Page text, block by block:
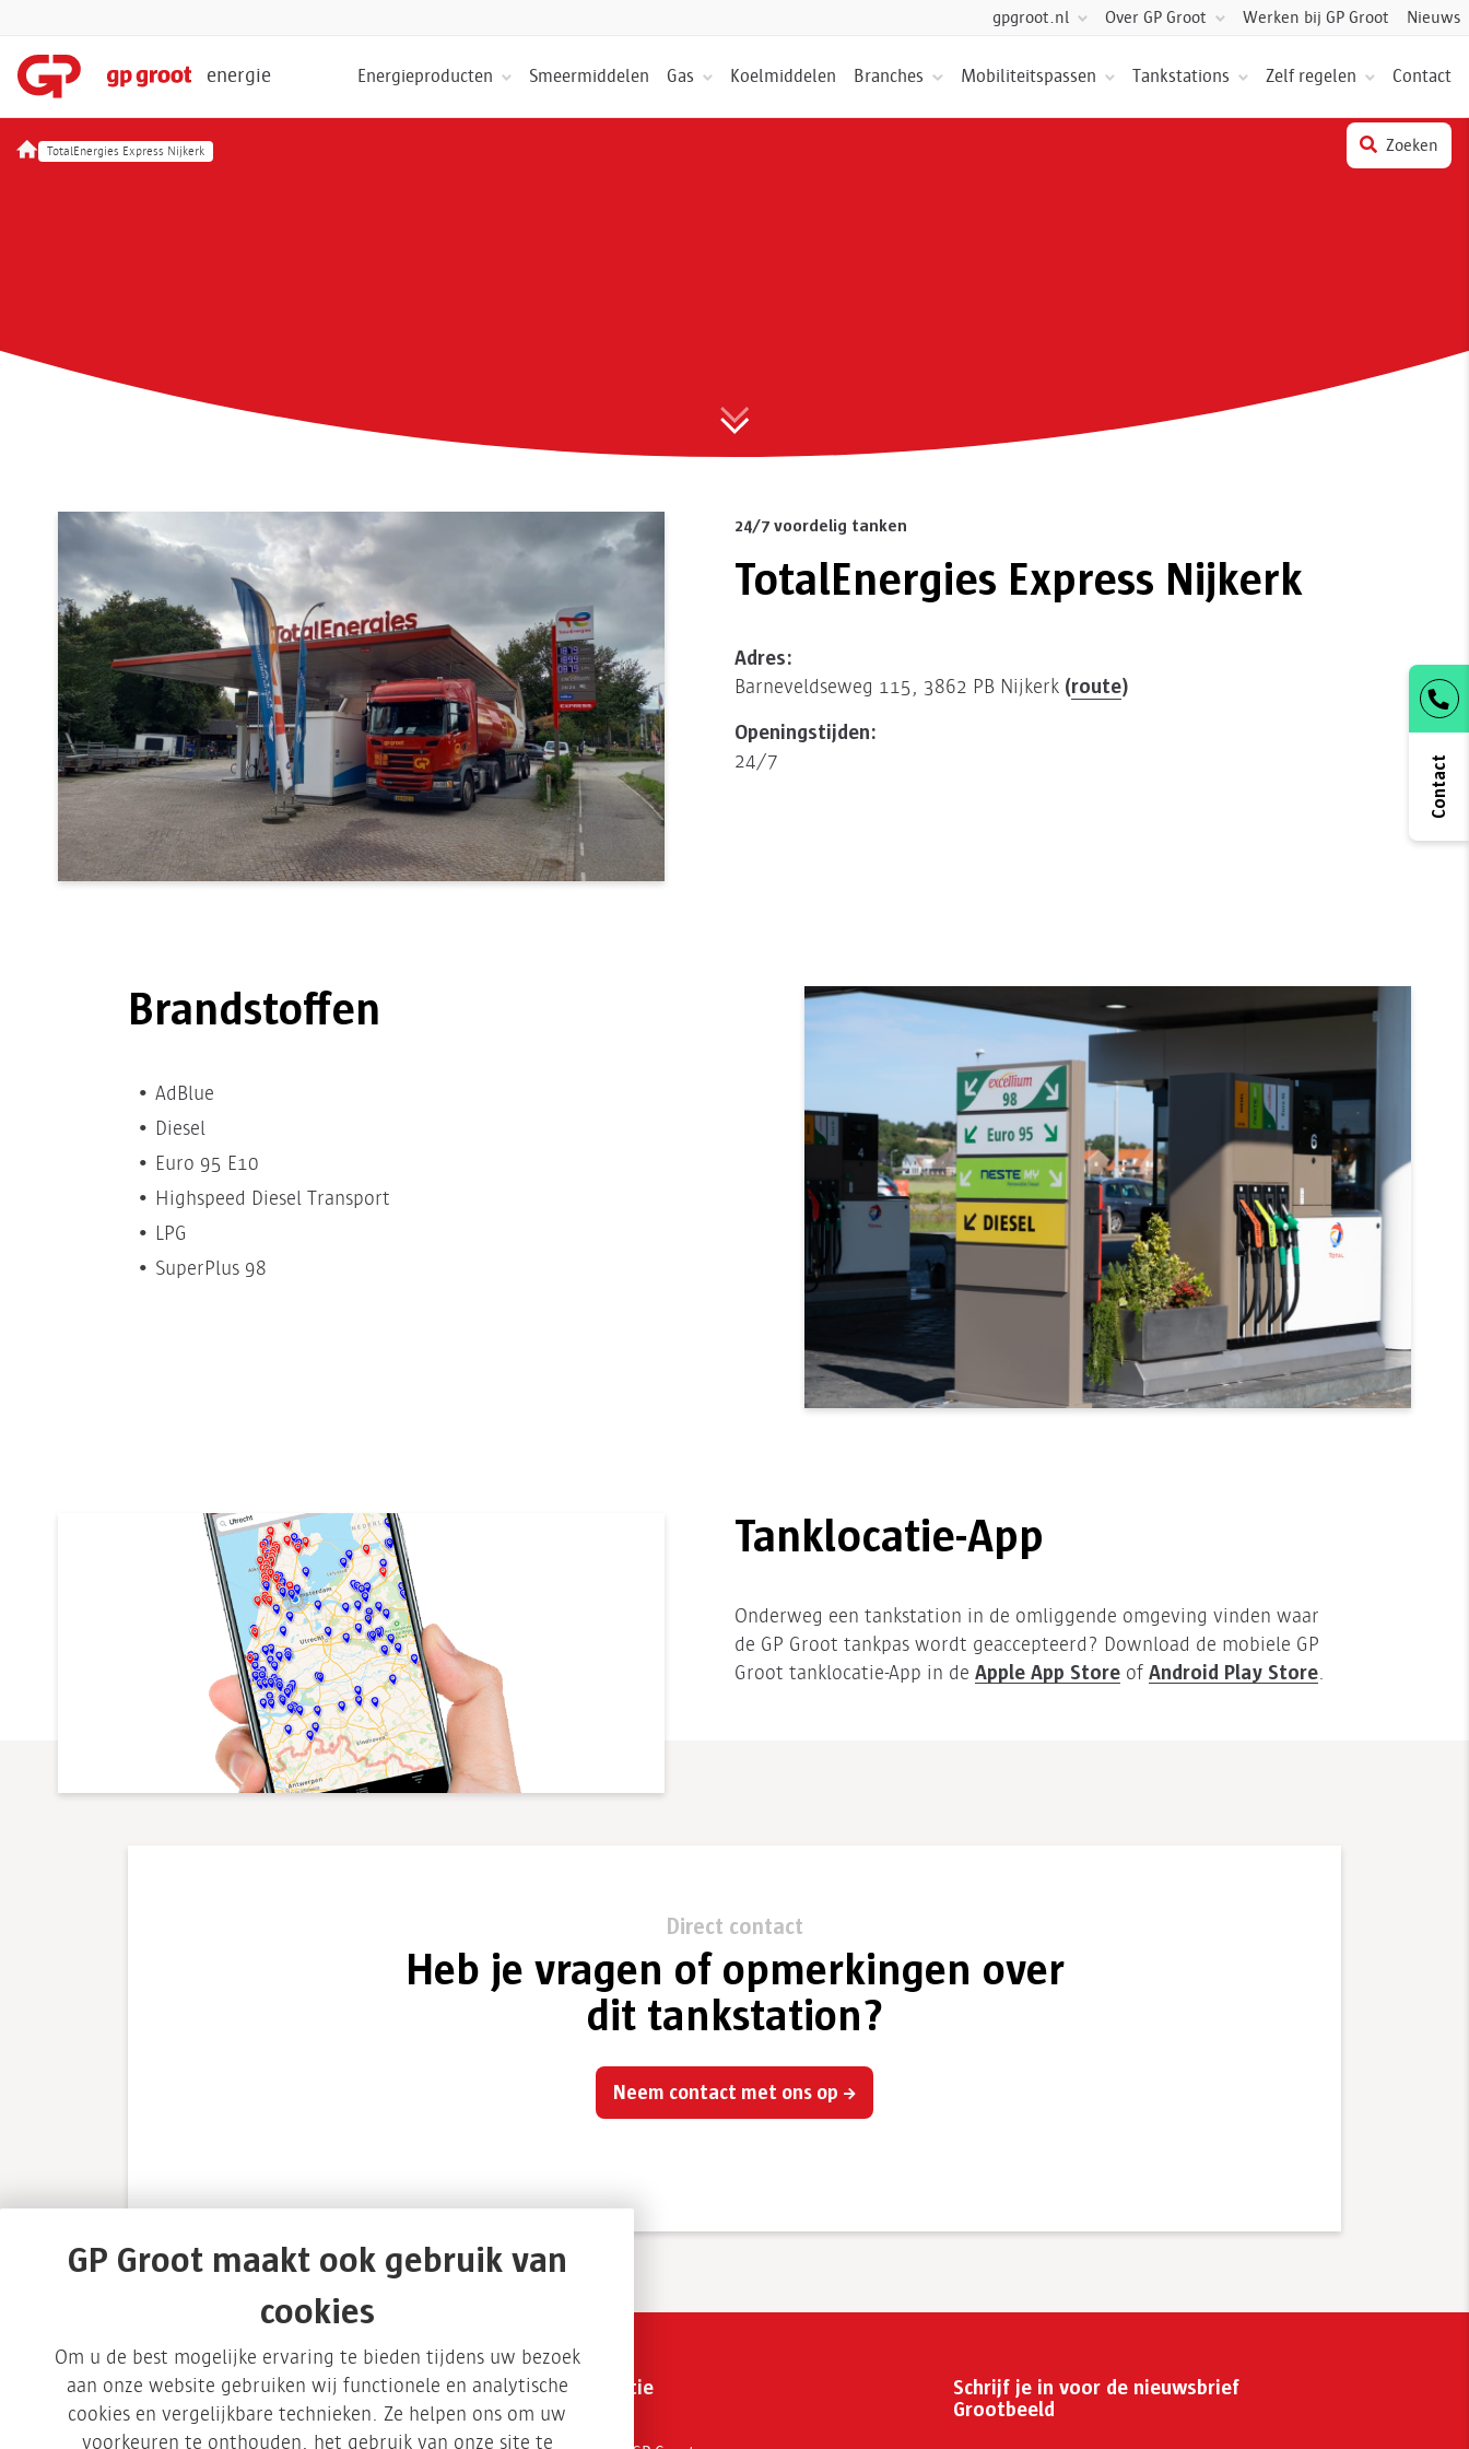
gpgroot.nl Over GP Groot Werken bij GP Groot Nieuws
energie Energieproducten Smeermiddelen Gas Koelmiddelen Branches Mobiliteitspassen Tankstations Zelf regelen Contact
TotalEnergies Express Nijkerk Zoeken
24/7 voordelig tanken
TotalEnergies Express Nijkerk
Adres:
Barneveldseweg 115, 3862 PB Nijkerk (route)
Openingstijden:
24/7
Brandstoffen
AdBlue
Diesel
Euro 95 E10
Highspeed Diesel Transport
LPG
SuperPlus 98
Tanklocatie-App
Onderweg een tankstation in de omliggende omgeving vinden waar
de GP Groot tankpas wordt geaccepteerd? Download de mobiele GP
Groot tanklocatie-App in de Apple App Store of Android Play Store.
Direct contact
Heb je vragen of opmerkingen over
dit tankstation?
Neem contact met ons op
Contact
Inspiratie Organisatie
Schrijf je in voor de nieuwsbrief
Grootbeeld
GP Groot maakt ook gebruik van
cookies
Om u de best mogelijke ervaring te bieden tijdens uw bezoek
aan onze website gebruiken wij functionele en analytische
cookies en vergelijkbare technieken. Ze helpen ons om uw
voorkeuren te onthouden, het gebruik van onze site te